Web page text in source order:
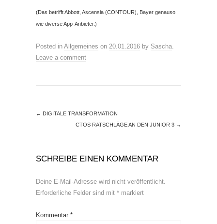
(Das betrifft Abbott, Ascensia (CONTOUR), Bayer genauso
wie diverse App-Anbieter.)
Posted in Allgemeines on 20.01.2016 by Sascha.
Leave a comment
← DIGITALE TRANSFORMATION
CTOS RATSCHLÄGE AN DEN JUNIOR 3 →
SCHREIBE EINEN KOMMENTAR
Deine E-Mail-Adresse wird nicht veröffentlicht.
Erforderliche Felder sind mit * markiert
Kommentar *